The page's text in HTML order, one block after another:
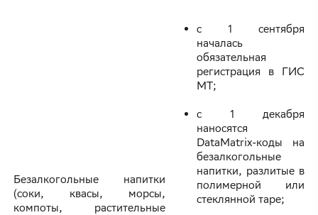
Безалкогольные напитки
(соки, квасы, морсы,
компоты, растительные
с 1 сентября
началась
обязательная
регистрация в ГИС
МТ;
с 1 декабря
наносятся
DataMatrix-коды на
безалкогольные
напитки, разлитые в
полимерной или
стеклянной таре;